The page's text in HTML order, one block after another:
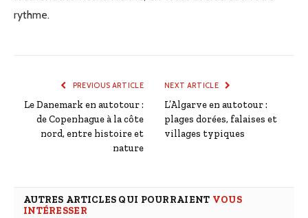
rythme.
PREVIOUS ARTICLE
Le Danemark en autotour :
de Copenhague à la côte
nord, entre histoire et
nature
NEXT ARTICLE
L’Algarve en autotour :
plages dorées, falaises et
villages typiques
AUTRES ARTICLES QUI POURRAIENT VOUS
INTÉRESSER